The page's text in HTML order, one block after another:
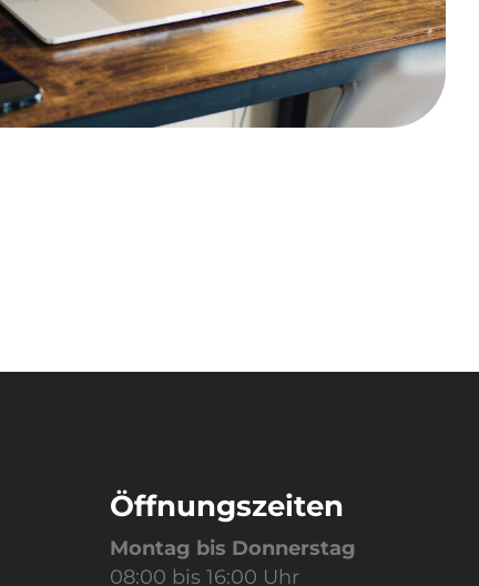
Öffnungszeiten
Montag bis Donnerstag
08:00 bis 16:00 Uhr